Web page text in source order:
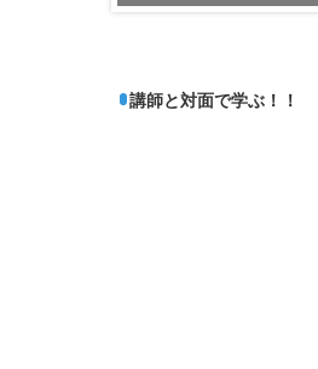
講師と対面で学ぶ！！